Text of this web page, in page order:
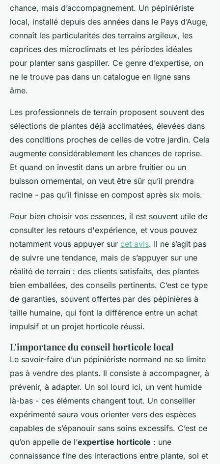
chance, mais d’accompagnement. Un pépiniériste
local, installé depuis des années dans le Pays d’Auge,
connaît les particularités des terrains argileux, les
caprices des microclimats et les périodes idéales
pour planter sans gaspiller. Ce genre d’expertise, on
ne le trouve pas dans un catalogue en ligne sans
âme.
Les professionnels de terrain proposent souvent des
sélections de plantes déjà acclimatées, élevées dans
des conditions proches de celles de votre jardin. Cela
augmente considérablement les chances de reprise.
Et quand on investit dans un arbre fruitier ou un
buisson ornemental, on veut être sûr qu’il prendra
racine - pas qu’il finisse en compost après six mois.
Pour bien choisir vos essences, il est souvent utile de
consulter les retours d'expérience, et vous pouvez
notamment vous appuyer sur cet avis. Il ne s’agit pas
de suivre une tendance, mais de s’appuyer sur une
réalité de terrain : des clients satisfaits, des plantes
bien emballées, des conseils pertinents. C’est ce type
de garanties, souvent offertes par des pépinières à
taille humaine, qui font la différence entre un achat
impulsif et un projet horticole réussi.
L'importance du conseil horticole local
Le savoir-faire d’un pépiniériste normand ne se limite
pas à vendre des plants. Il consiste à accompagner, à
prévenir, à adapter. Un sol lourd ici, un vent humide
là-bas - ces éléments changent tout. Un conseiller
expérimenté saura vous orienter vers des espèces
capables de s’épanouir sans soins excessifs. C’est ce
qu’on appelle de l’expertise horticole : une
connaissance fine des interactions entre plante, sol et